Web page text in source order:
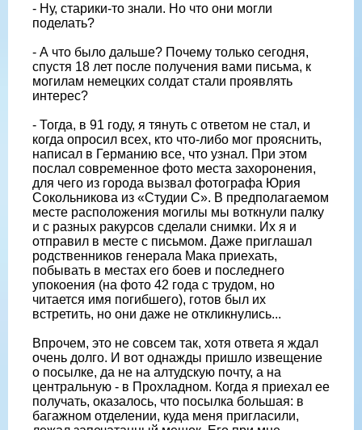
- Ну, старики-то знали. Но что они могли
поделать?
- А что было дальше? Почему только сегодня,
спустя 18 лет после получения вами письма, к
могилам немецких солдат стали проявлять
интерес?
- Тогда, в 91 году, я тянуть с ответом не стал, и
когда опросил всех, кто что-либо мог прояснить,
написал в Германию все, что узнал. При этом
послал современное фото места захоронения,
для чего из города вызвал фотографа Юрия
Сокольникова из «Студии С». В предполагаемом
месте расположения могилы мы воткнули палку
и с разных ракурсов сделали снимки. Их я и
отправил в месте с письмом. Даже приглашал
родственников генерала Мака приехать,
побывать в местах его боев и последнего
упокоения (на фото 42 года с трудом, но
читается имя погибшего), готов был их
встретить, но они даже не откликнулись...
Впрочем, это не совсем так, хотя ответа я ждал
очень долго. И вот однажды пришло извещение
о посылке, да не на алтудскую почту, а на
центральную - в Прохладном. Когда я приехал ее
получать, оказалось, что посылка большая: в
багажном отделении, куда меня пригласили,